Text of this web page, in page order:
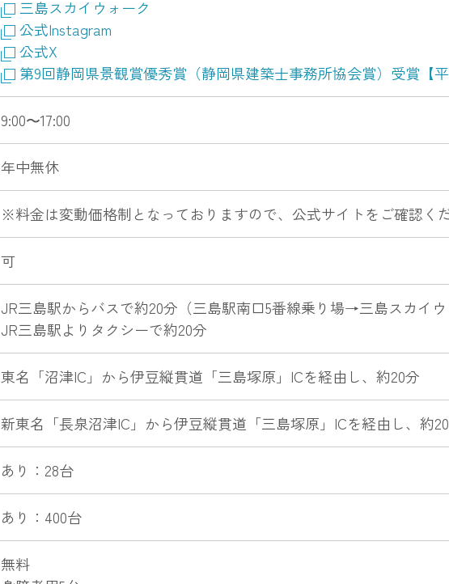
三島スカイウォーク
公式Instagram
公式X
第9回静岡県景観賞優秀賞（静岡県建築士事務所協会賞）受賞【
9:00〜17:00
年中無休
※料金は変動価格制となっておりますので、公式サイトをご確認く
可
JR三島駅からバスで約20分（三島駅南口5番線乗り場→三島スカイ
JR三島駅よりタクシーで約20分
東名「沼津IC」から伊豆縦貫道「三島塚原」ICを経由し、約20分
新東名「長泉沼津IC」から伊豆縦貫道「三島塚原」ICを経由し、約
あり：28台
あり：400台
無料